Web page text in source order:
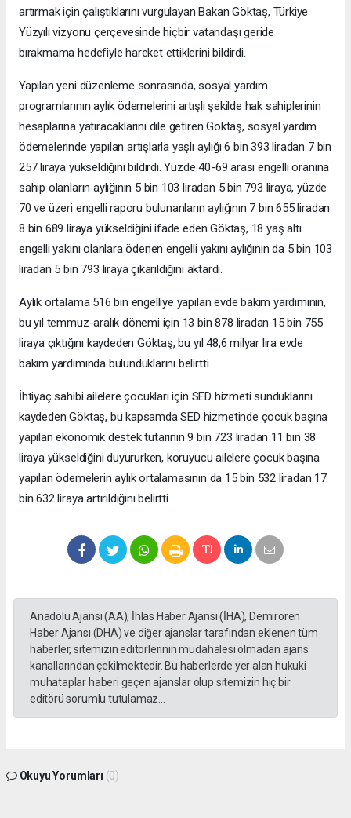
artırmak için çalıştıklarını vurgulayan Bakan Göktaş, Türkiye
Yüzyılı vizyonu çerçevesinde hiçbir vatandaşı geride
bırakmama hedefiyle hareket ettiklerini bildirdi.
Yapılan yeni düzenleme sonrasında, sosyal yardım
programlarının aylık ödemelerini artışlı şekilde hak sahiplerinin
hesaplarına yatıracaklarını dile getiren Göktaş, sosyal yardım
ödemelerinde yapılan artışlarla yaşlı aylığı 6 bin 393 liradan 7 bin
257 liraya yükseldiğini bildirdi. Yüzde 40-69 arası engelli oranına
sahip olanların aylığının 5 bin 103 liradan 5 bin 793 liraya, yüzde
70 ve üzeri engelli raporu bulunanların aylığının 7 bin 655 liradan
8 bin 689 liraya yükseldiğini ifade eden Göktaş, 18 yaş altı
engelli yakını olanlara ödenen engelli yakını aylığının da 5 bin 103
liradan 5 bin 793 liraya çıkarıldığını aktardı.
Aylık ortalama 516 bin engelliye yapılan evde bakım yardımının,
bu yıl temmuz-aralık dönemi için 13 bin 878 liradan 15 bin 755
liraya çıktığını kaydeden Göktaş, bu yıl 48,6 milyar lira evde
bakım yardımında bulunduklarını belirtti.
İhtiyaç sahibi ailelere çocukları için SED hizmeti sunduklarını
kaydeden Göktaş, bu kapsamda SED hizmetinde çocuk başına
yapılan ekonomik destek tutarının 9 bin 723 liradan 11 bin 38
liraya yükseldiğini duyururken, koruyucu ailelere çocuk başına
yapılan ödemelerin aylık ortalamasının da 15 bin 532 liradan 17
bin 632 liraya artırıldığını belirtti.
Anadolu Ajansı (AA), İhlas Haber Ajansı (İHA), Demirören
Haber Ajansı (DHA) ve diğer ajanslar tarafından eklenen tüm
haberler, sitemizin editörlerinin müdahalesi olmadan ajans
kanallarından çekilmektedir. Bu haberlerde yer alan hukuki
muhataplar haberi geçen ajanslar olup sitemizin hiç bir
editörü sorumlu tutulamaz...
Okuyu Yorumları (0)